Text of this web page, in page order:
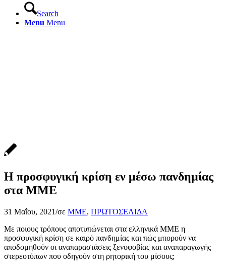
Search
Menu Menu
Η προσφυγική κρίση εν μέσω πανδημίας
στα ΜΜΕ
31 Μαΐου, 2021/σε ΜΜΕ, ΠΡΩΤΟΣΕΛΙΔΑ
Με ποιους τρόπους αποτυπώνεται στα ελληνικά ΜΜΕ η
προσφυγική κρίση σε καιρό πανδημίας και πώς μπορούν να
αποδομηθούν οι αναπαραστάσεις ξενοφοβίας και αναπαραγωγής
στερεοτύπων που οδηγούν στη ρητορική του μίσους;